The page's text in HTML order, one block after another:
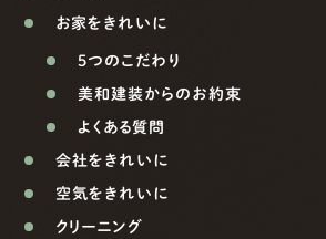
お家をきれいに
5つのこだわり
美和建装からのお約束
よくある質問
会社をきれいに
空気をきれいに
クリーニング